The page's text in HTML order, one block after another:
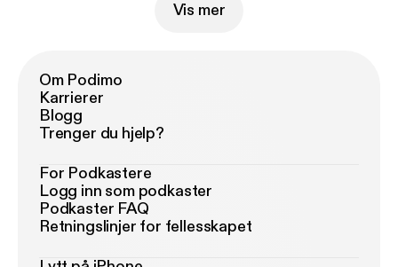
Vis mer
Om Podimo
Karrierer
Blogg
Trenger du hjelp?
For Podkastere
Logg inn som podkaster
Podkaster FAQ
Retningslinjer for fellesskapet